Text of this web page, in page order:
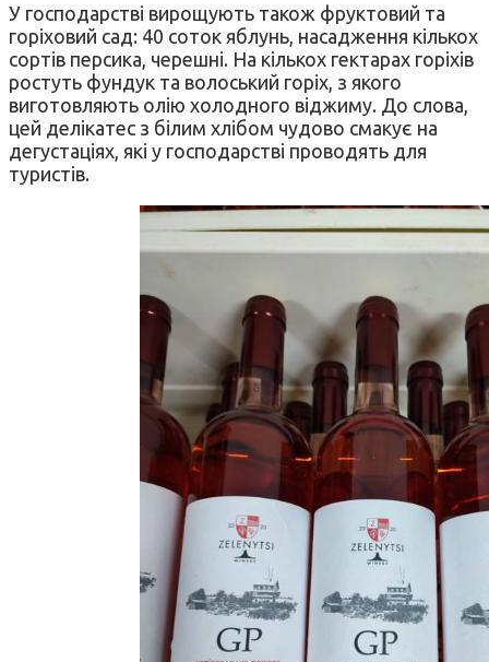
У господарстві вирощують також фруктовий та
горіховий сад: 40 соток яблунь, насадження кількох
сортів персика, черешні. На кількох гектарах горіхів
ростуть фундук та волоський горіх, з якого
виготовляють олію холодного віджиму. До слова,
цей делікатес з білим хлібом чудово смакує на
дегустаціях, які у господарстві проводять для
туристів.